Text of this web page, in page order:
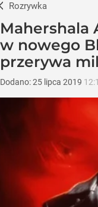
Rozrywka
Mahershala
w nowego
przerywa
Dodano:25 lipca 2019